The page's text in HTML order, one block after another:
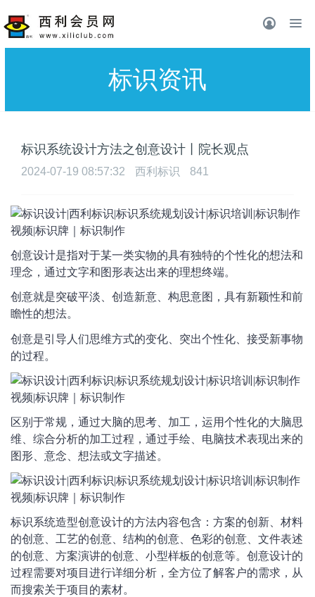
标识资讯
标识系统设计方法之创意设计丨院长观点
2024-07-19 08:57:32 西利标识 841
创意设计是指对于某一类实物的具有独特的个性化的想法和
理念，通过文字和图形表达出来的理想终端。
创意就是突破平淡、创造新意、构思意图，具有新颖性和前
瞻性的想法。
创意是引导人们思维方式的变化、突出个性化、接受新事物
的过程。
区别于常规，通过大脑的思考、加工，运用个性化的大脑思
维、综合分析的加工过程，通过手绘、电脑技术表现出来的
图形、意念、想法或文字描述。
标识系统造型创意设计的方法内容包含：方案的创新、材料
的创意、工艺的创意、结构的创意、色彩的创意、文件表述
的创意、方案演讲的创意、小型样板的创意等。创意设计的
过程需要对项目进行详细分析，全方位了解客户的需求，从
而搜索关于项目的素材。